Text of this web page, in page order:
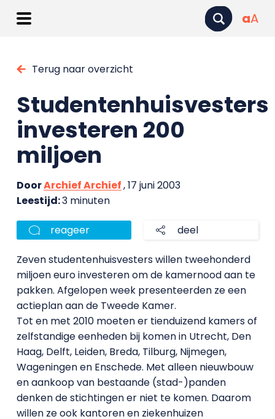
aA
Terug naar overzicht
Studentenhuisvesters
investeren 200
miljoen
DoorArchief Archief, 17 juni 2003
Leestijd:3 minuten
reageer deel
Zeven studentenhuisvesters willen tweehonderd
miljoen euro investeren om de kamernood aan te
pakken. Afgelopen week presenteerden ze een
actieplan aan de Tweede Kamer.
Tot en met 2010 moeten er tienduizend kamers of
zelfstandige eenheden bij komen in Utrecht, Den
Haag, Delft, Leiden, Breda, Tilburg, Nijmegen,
Wageningen en Enschede. Met alleen nieuwbouw
en aankoop van bestaande (stad-)panden
denken de stichtingen er niet te komen. Daarom
willen ze ook kantoren en ziekenhuizen